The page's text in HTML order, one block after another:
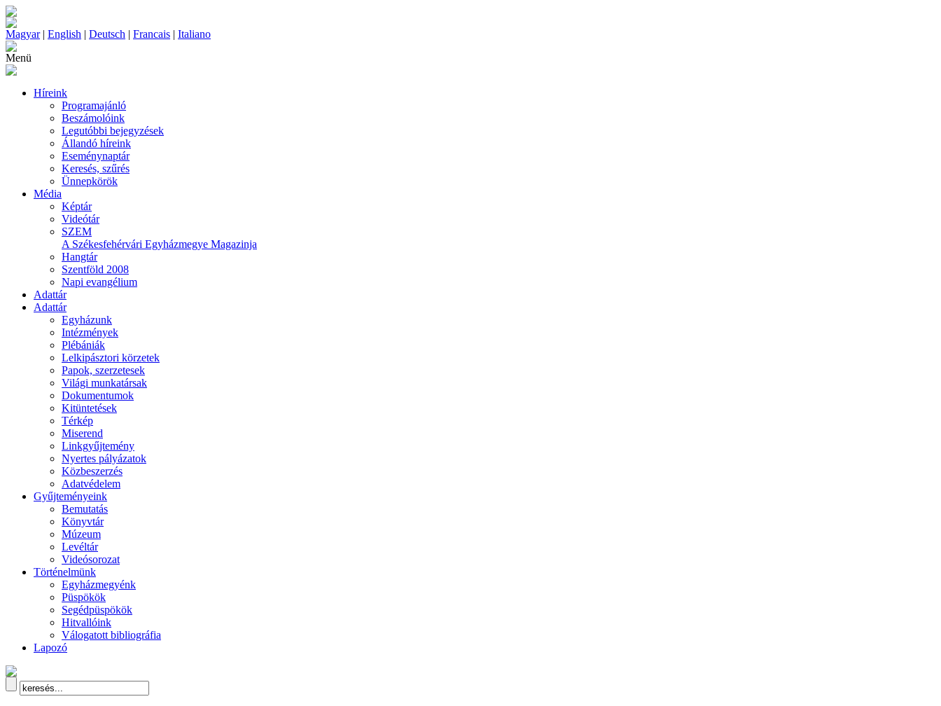
Magyar| English | Deutsch | Francais | Italiano
Menü
Híreink
Programajánló
Beszámolóink
Legutóbbi bejegyzések
Állandó híreink
Eseménynaptár
Keresés, szűrés
Ünnepkörök
Média
Képtár
Videótár
SZEM
A Székesfehérvári Egyházmegye Magazinja
Hangtár
Szentföld 2008
Napi evangélium
Adattár
Adattár
Egyházunk
Intézmények
Plébániák
Lelkipásztori körzetek
Papok, szerzetesek
Világi munkatársak
Dokumentumok
Kitüntetések
Térkép
Miserend
Linkgyűjtemény
Nyertes pályázatok
Közbeszerzés
Adatvédelem
Gyűjteményeink
Bemutatás
Könyvtár
Múzeum
Levéltár
Videósorozat
Történelmünk
Egyházmegyénk
Püspökök
Segédpüspökök
Hitvallóink
Válogatott bibliográfia
Lapozó